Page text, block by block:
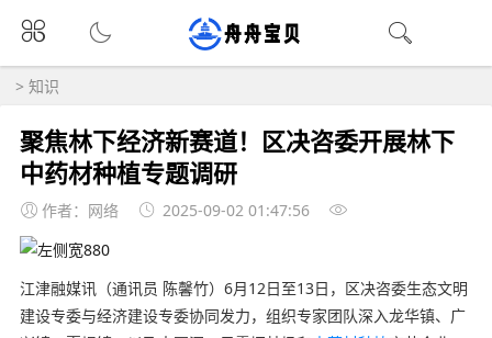
> 知识
聚焦林下经济新赛道！区决咨委开展林下
中药材种植专题调研
作者：网络 2025-09-02 01:47:56
江津融媒讯（通讯员 陈馨竹）6月12日至13日，区决咨委生态文明
建设专委与经济建设专委协同发力，组织专家团队深入龙华镇、广